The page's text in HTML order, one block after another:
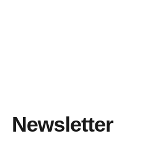
Newsletter